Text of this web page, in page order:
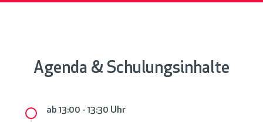
Agenda & Schulungsinhalte
ab 13:00 - 13:30 Uhr